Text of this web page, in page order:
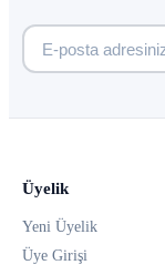
Üyelik
Yeni Üyelik
Üye Girişi